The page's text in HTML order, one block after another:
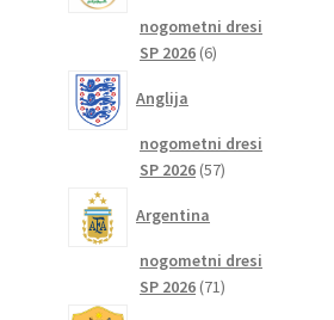
nogometni dresi
SP 2026 66
Anglija
nogometni dresi
SP 2026 5757
Argentina
nogometni dresi
SP 2026 7171